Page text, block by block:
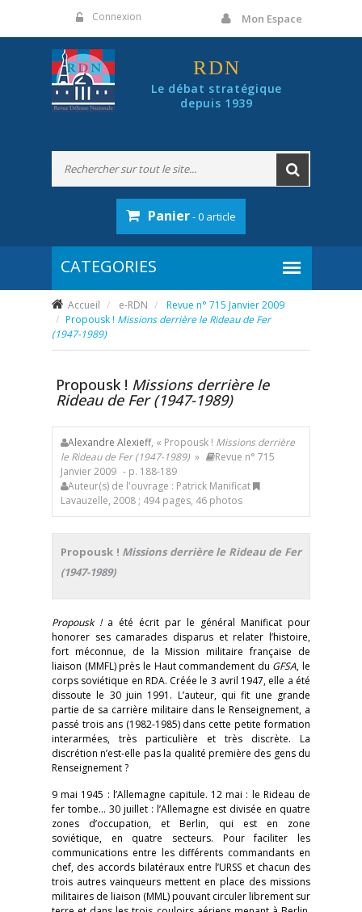
Connexion Mon Espace
RDN
Le débat stratégique
depuis 1939
Panier- 0 article
Accueil e-RDN
Revue n° 715 Janvier 2009
Propousk ! Missions derrière le Rideau de Fer
(1947-1989)
Propousk ! Missions derrière le
Rideau de Fer (1947-1989)
Alexandre Alexieff, « Propousk ! Missions derrière
le Rideau de Fer (1947-1989) »
Revue n° 715
Janvier 2009 - p. 188-189
Auteur(s) de l'ouvrage : Patrick Manificat
Lavauzelle, 2008 ; 494 pages, 46 photos
Propousk ! Missions derrière le Rideau de Fer
(1947-1989)
Propousk ! a été écrit par le général Manificat pour
honorer ses camarades disparus et relater l’histoire,
fort méconnue, de la Mission militaire française de
liaison (MMFL) près le Haut commandement du GFSA, le
corps soviétique en RDA. Créée le 3 avril 1947, elle a été
dissoute le 30 juin 1991. L’auteur, qui fit une grande
partie de sa carrière militaire dans le Renseignement, a
passé trois ans (1982-1985) dans cette petite formation
interarmées, très particulière et très discrète. La
discrétion n’est-elle pas la qualité première des gens du
Renseignement ?
9 mai 1945 : l’Allemagne capitule. 12 mai : le Rideau de
fer tombe… 30 juillet : l’Allemagne est divisée en quatre
zones d’occupation, et Berlin, qui est en zone
soviétique, en quatre secteurs. Pour faciliter les
communications entre les différents commandants en
chef, des accords bilatéraux entre l’URSS et chacun des
trois autres vainqueurs mettent en place des missions
militaires de liaison (MML) pouvant circuler librement sur